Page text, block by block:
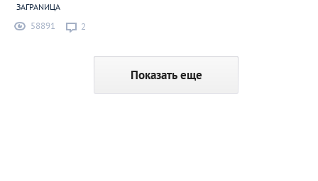
ЗАГРАNИЦА
58891 2
Показать еще